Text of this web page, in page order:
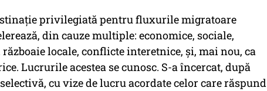
privilegiată pentru fluxurile migratoare
din cauze multiple: economice, sociale,
locale, conflicte interetnice, și, mai nou, ca
Lucrurile acestea se cunosc. S-a încercat, după
cu vize de lucru acordate celor care răspund